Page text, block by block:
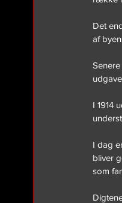
Det
af
I 1914
I dag
bliver
som